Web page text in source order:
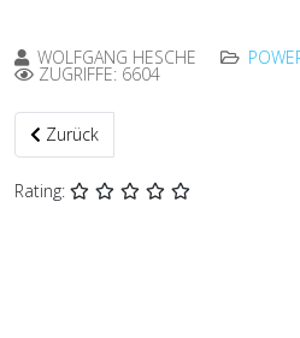
WOLFGANG HESCHE
ZUGRIFFE: 6604
Vorheriger Beitrag:
Zurück
Rating: